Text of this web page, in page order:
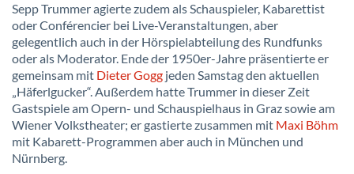
Sepp Trummer agierte zudem als Schauspieler, Kabarettist
oder Conférencier bei Live-Veranstaltungen, aber
gelegentlich auch in der Hörspielabteilung des Rundfunks
oder als Moderator. Ende der 1950er-Jahre präsentierte er
gemeinsam mit Dieter Gogg jeden Samstag den aktuellen
„Häferlgucker“. Außerdem hatte Trummer in dieser Zeit
Gastspiele am Opern- und Schauspielhaus in Graz sowie am
Wiener Volkstheater; er gastierte zusammen mit Maxi Böhm
mit Kabarett-Programmen aber auch in München und
Nürnberg.